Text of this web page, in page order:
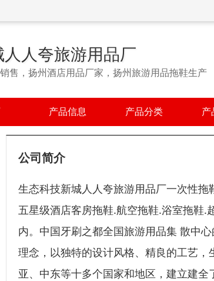
人夸旅游用品厂
售，扬州酒店用品厂家，扬州旅游用品拖鞋生产
产品信息 产品分类 产
公司简介
生态科技新城人人夸旅游用品厂一次性
五星级酒店客房拖鞋.航空拖鞋.浴室拖鞋.
内。中国牙刷之都全国旅游用品集 散中
理念，以独特的设计风格、精良的工艺
亚、中东等十多个国家和地区，建立建全